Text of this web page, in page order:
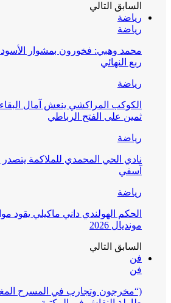
السابق التالي
رياضة
رياضة
محمد وهبي: فخورون بمشوار
ربع النهائي
رياضة
الكوكب المراكشي ينعش آمال
ثمين على الفتح الرباطي
رياضة
نادي الحي المحمدي للملاكمة
آسفي
رياضة
الحكم الهولندي داني ماكيلي يقود
مونديال 2026
السابق التالي
فن
فن
(“مخرجون وتجارب في المسرح